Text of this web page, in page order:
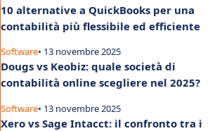
10 alternative a QuickBooks per una
contabilità più flessibile ed efficiente
Software• 13 novembre 2025
Dougs vs Keobiz: quale società di
contabilità online scegliere nel 2025?
Software• 13 novembre 2025
Xero vs Sage Intacct: il confronto tra i